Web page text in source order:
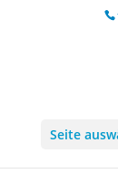
Seite